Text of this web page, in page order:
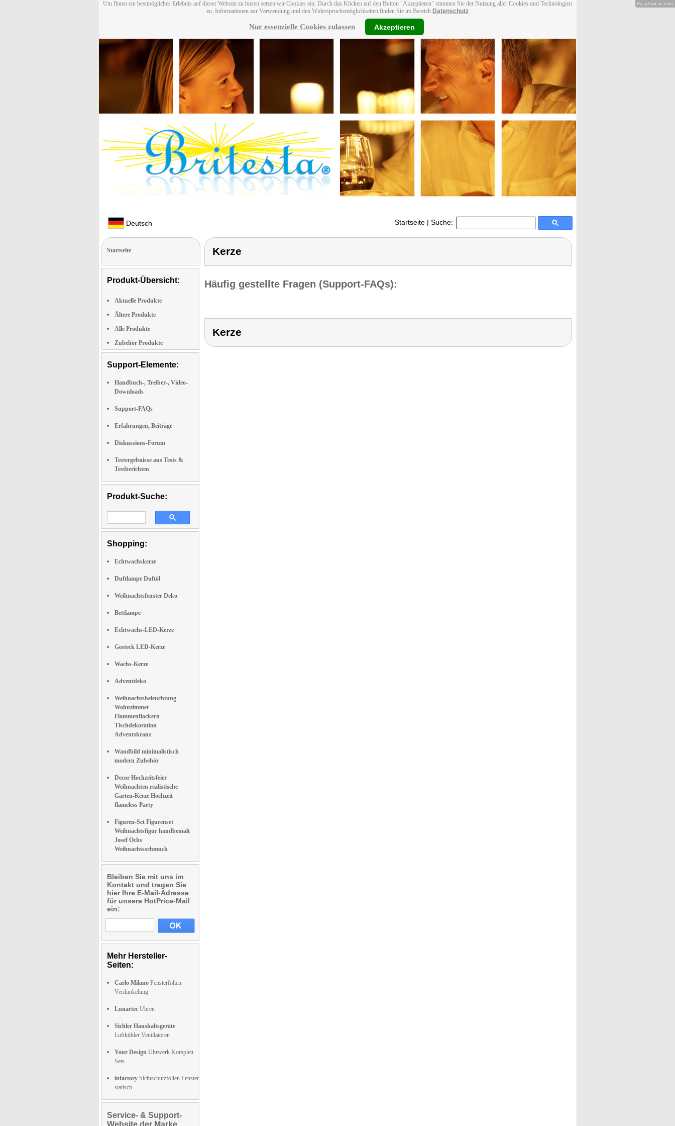
Um Ihnen ein bestmögliches Erlebnis auf dieser Website zu bieten setzen wir Cookies ein. Durch das Klicken auf den Button "Akzeptieren" stimmen Sie der Nutzung aller Cookies und Technologien
zu. Informationen zur Verwendung und den Widerspruchsmöglichkeiten finden Sie im Bereich Datenschutz
Nur essenzielle Cookies zulassen Akzeptieren
Deutsch Startseite | Suche:
Startseite
Produkt-Übersicht:
Aktuelle Produkte
Ältere Produkte
Alle Produkte
Zubehör Produkte
Support-Elemente:
Handbuch-, Treiber-, Video-
Downloads
Support-FAQs
Erfahrungen, Beiträge
Diskussions-Forum
Testergebnisse aus Tests &
Testberichten
Produkt-Suche:
Shopping:
Echtwachskerze
Duftlampe Duftöl
Weihnachtsfenster Deko
Bettlampe
Echtwachs-LED-Kerze
Gesteck LED-Kerze
Wachs-Kerze
Adventdeko
Weihnachtsbeleuchtung
Wohnzimmer
Flammenflackern
Tischdekoration
Adventskranz
Wandbild minimalistisch
modern Zubehör
Decor Hochzeitsfeier
Weihnachten realistische
Garten-Kerze Hochzeit
flameless Party
Figuren-Set Figurenset
Weihnachtsfigur handbemalt
Josef Ochs
Weihnachtsschmuck
Bleiben Sie mit uns im
Kontakt und tragen Sie
hier Ihre E-Mail-Adresse
für unsere HotPrice-Mail
ein:
Mehr Hersteller-
Seiten:
Carlo Milano Fensterfolien
Verdunkelung
Lunartec Uhren
Sichler Haushaltsgeräte
Luftkühler Ventilatoren
Your Design Uhrwerk Komplett
Sets
infactory Sichtschutzfolien Fenster
statisch
Service- & Support-
Website der Marke
Kerze
Häufig gestellte Fragen (Support-FAQs):
Kerze
Hy-phen-a-tion